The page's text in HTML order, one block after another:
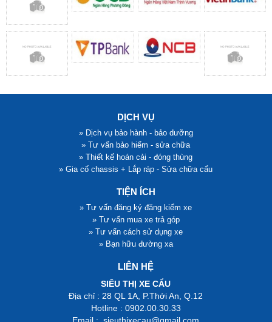
DỊCH VỤ
» Dịch vụ bảo hành - bảo dưỡng
» Tư vấn bảo hiểm - sửa chữa
» Thiết kế hoán cải - đóng thùng
» Gia cố chassis + Lắp ráp - Sửa chữa cẩu
TIỆN ÍCH
» Tư vấn đăng ký đăng kiểm xe
» Tư vấn mua xe trả góp
» Tư vấn cách sử dụng xe
» Bạn hữu đường xa
LIÊN HỆ
SIÊU THỊ XE CẨU
Địa chỉ : 28 QL 1A, P.Thới An, Q.12
Hotline : 0902.00.30.33
Email : sieuthixecau@gmail.com